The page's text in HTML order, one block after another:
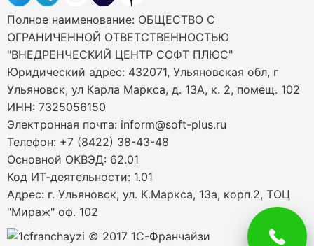
Полное наименование: ОБЩЕСТВО С
ОГРАНИЧЕННОЙ ОТВЕТСТВЕННОСТЬЮ
"ВНЕДРЕНЧЕСКИЙ ЦЕНТР СОФТ ПЛЮС"
Юридический адрес: 432071, Ульяновская обл, г
Ульяновск, ул Карла Маркса, д. 13А, к. 2, помещ. 102
ИНН: 7325056150
Электронная почта: inform@soft-plus.ru
Телефон: +7 (8422) 38-43-48
Основной ОКВЭД: 62.01
Код ИТ-деятельности: 1.01
Адрес: г. Ульяновск, ул. К.Маркса, 13а, корп.2, ТОЦ
"Мираж" оф. 102
© 2017 1С-Франчайзи